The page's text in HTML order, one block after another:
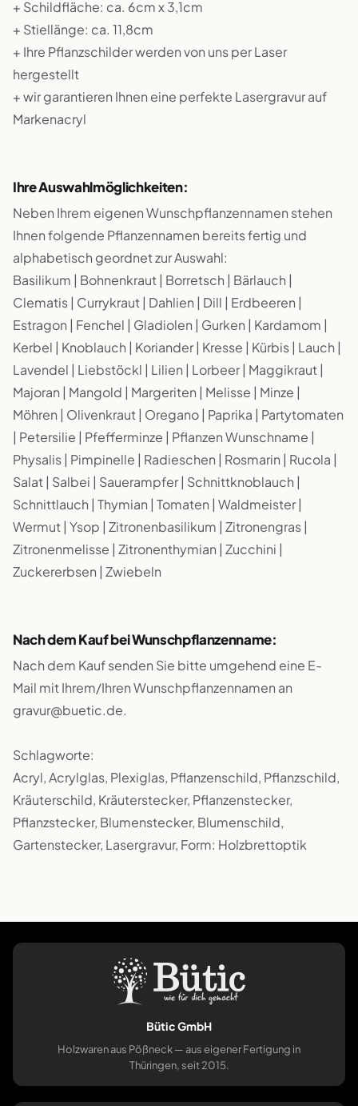
+ Schildfläche: ca. 6cm x 3,1cm
+ Stiellänge: ca. 11,8cm
+ Ihre Pflanzschilder werden von uns per Laser
hergestellt
+ wir garantieren Ihnen eine perfekte Lasergravur auf
Markenacryl
Ihre Auswahlmöglichkeiten:
Neben Ihrem eigenen Wunschpflanzennamen stehen
Ihnen folgende Pflanzennamen bereits fertig und
alphabetisch geordnet zur Auswahl:
Basilikum | Bohnenkraut | Borretsch | Bärlauch |
Clematis | Currykraut | Dahlien | Dill | Erdbeeren |
Estragon | Fenchel | Gladiolen | Gurken | Kardamom |
Kerbel | Knoblauch | Koriander | Kresse | Kürbis | Lauch |
Lavendel | Liebstöckl | Lilien | Lorbeer | Maggikraut |
Majoran | Mangold | Margeriten | Melisse | Minze |
Möhren | Olivenkraut | Oregano | Paprika | Partytomaten
| Petersilie | Pfefferminze | Pflanzen Wunschname |
Physalis | Pimpinelle | Radieschen | Rosmarin | Rucola |
Salat | Salbei | Sauerampfer | Schnittknoblauch |
Schnittlauch | Thymian | Tomaten | Waldmeister |
Wermut | Ysop | Zitronenbasilikum | Zitronengras |
Zitronenmelisse | Zitronenthymian | Zucchini |
Zuckererbsen | Zwiebeln
Nach dem Kauf bei Wunschpflanzenname:
Nach dem Kauf senden Sie bitte umgehend eine E-
Mail mit Ihrem/Ihren Wunschpflanzennamen an
gravur@buetic.de.
Schlagworte:
Acryl, Acrylglas, Plexiglas, Pflanzenschild, Pflanzschild,
Kräuterschild, Kräuterstecker, Pflanzenstecker,
Pflanzstecker, Blumenstecker, Blumenschild,
Gartenstecker, Lasergravur, Form: Holzbrettoptik
Bütic GmbH
Holzwaren aus Pößneck — aus eigener Fertigung in
Thüringen, seit 2015.